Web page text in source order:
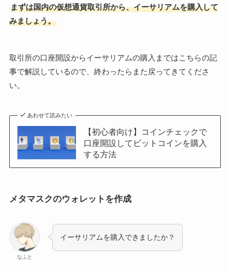
まずは国内の仮想通貨取引所から、イーサリアムを購入して
みましょう。
取引所の口座開設からイーサリアムの購入まではこちらの記
事で解説しているので、終わったらまた戻ってきてくださ
い。
あわせて読みたい
【初心者向け】コインチェックで
口座開設してビットコインを購入
する方法
メタマスクのウォレットを作成
なふと
イーサリアムを購入できましたか？